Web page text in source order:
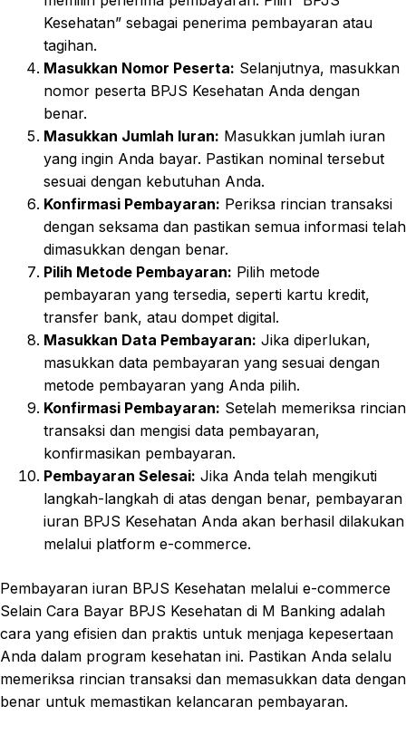
Kesehatan” sebagai penerima pembayaran atau
tagihan.
Masukkan Nomor Peserta: Selanjutnya, masukkan
nomor peserta BPJS Kesehatan Anda dengan
benar.
Masukkan Jumlah Iuran: Masukkan jumlah iuran
yang ingin Anda bayar. Pastikan nominal tersebut
sesuai dengan kebutuhan Anda.
Konfirmasi Pembayaran: Periksa rincian transaksi
dengan seksama dan pastikan semua informasi telah
dimasukkan dengan benar.
Pilih Metode Pembayaran: Pilih metode
pembayaran yang tersedia, seperti kartu kredit,
transfer bank, atau dompet digital.
Masukkan Data Pembayaran: Jika diperlukan,
masukkan data pembayaran yang sesuai dengan
metode pembayaran yang Anda pilih.
Konfirmasi Pembayaran: Setelah memeriksa rincian
transaksi dan mengisi data pembayaran,
konfirmasikan pembayaran.
Pembayaran Selesai: Jika Anda telah mengikuti
langkah-langkah di atas dengan benar, pembayaran
iuran BPJS Kesehatan Anda akan berhasil dilakukan
melalui platform e-commerce.
Pembayaran iuran BPJS Kesehatan melalui e-commerce
Selain Cara Bayar BPJS Kesehatan di M Banking adalah
cara yang efisien dan praktis untuk menjaga kepesertaan
Anda dalam program kesehatan ini. Pastikan Anda selalu
memeriksa rincian transaksi dan memasukkan data dengan
benar untuk memastikan kelancaran pembayaran.